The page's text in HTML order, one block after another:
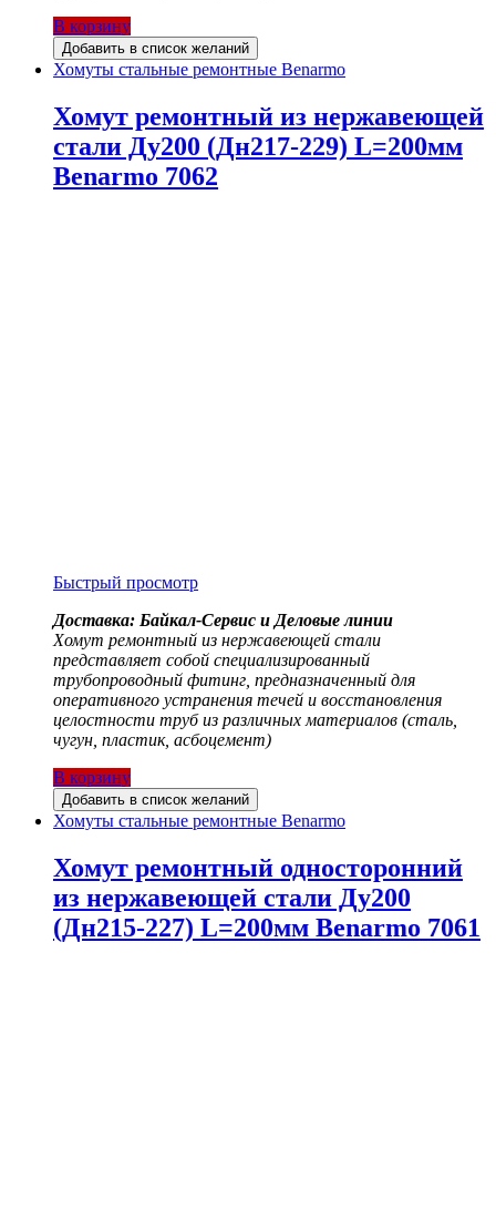
В корзину
Добавить в список желаний
Хомуты стальные ремонтные Benarmo
Хомут ремонтный из нержавеющей
стали Ду200 (Дн217-229) L=200мм
Benarmo 7062
Быстрый просмотр
Доставка: Байкал-Сервис и Деловые линии
Хомут ремонтный из нержавеющей стали
представляет собой специализированный
трубопроводный фитинг, предназначенный для
оперативного устранения течей и восстановления
целостности труб из различных материалов (сталь,
чугун, пластик, асбоцемент)
В корзину
Добавить в список желаний
Хомуты стальные ремонтные Benarmo
Хомут ремонтный односторонний
из нержавеющей стали Ду200
(Дн215-227) L=200мм Benarmo 7061